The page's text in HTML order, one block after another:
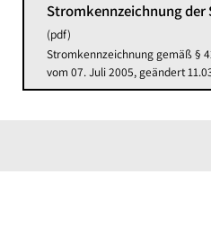
Stromkennzeichnung der
(pdf)
Stromkennzeichnung gemäß §
vom 07. Juli 2005, geändert